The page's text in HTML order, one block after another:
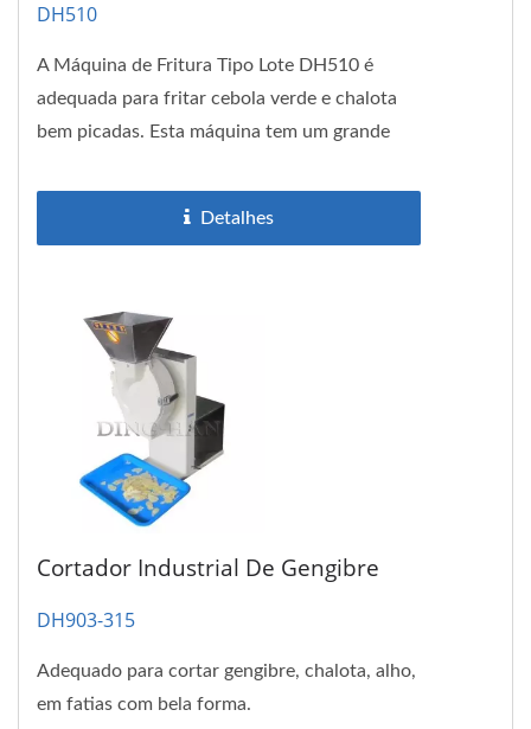
DH510
A Máquina de Fritura Tipo Lote DH510 é
adequada para fritar cebola verde e chalota
bem picadas. Esta máquina tem um grande
Detalhes
Cortador Industrial De Gengibre
DH903-315
Adequado para cortar gengibre, chalota, alho,
em fatias com bela forma.